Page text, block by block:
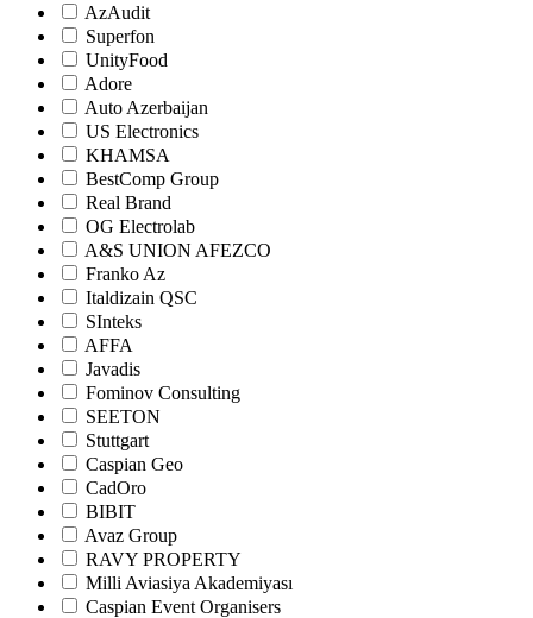
AzAudit
Superfon
UnityFood
Adore
Auto Azerbaijan
US Electronics
KHAMSA
BestComp Group
Real Brand
OG Electrolab
A&S UNION AFEZCO
Franko Az
Italdizain QSC
SInteks
AFFA
Javadis
Fominov Consulting
SEETON
Stuttgart
Caspian Geo
CadOro
BIBIT
Avaz Group
RAVY PROPERTY
Milli Aviasiya Akademiyası
Caspian Event Organisers